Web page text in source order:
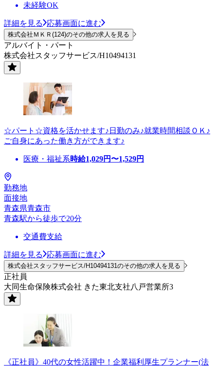
未経験OK
詳細を見る 応募画面に進む
株式会社ＭＫＲ(124)のその他の求人を見る
アルバイト・パート
株式会社スタッフサービス/H10494131
☆パート☆資格を活かせます♪日勤のみ♪就業時間相談ＯＫ♪
ご自身にあった働き方ができます♪
医療・福祉系時給1,029円〜1,529円
勤務地
面接地
青森県青森市
青森駅から徒歩で20分
交通費支給
詳細を見る 応募画面に進む
株式会社スタッフサービス/H10494131のその他の求人を見る
正社員
大同生命保険株式会社 きた東北支社八戸営業所3
《正社員》40代の女性活躍中！企業福利厚生プランナー(法